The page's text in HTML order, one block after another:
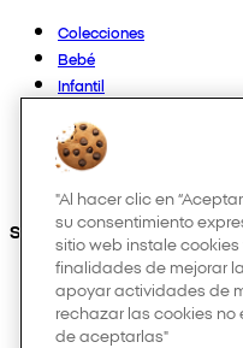
Colecciones
Bebé
Infantil
Mujer
Hombre
Otros
Síguenos en:
"Al hacer clic en
su consentimiento
sitio web instale
finalidades de mejorar
apoyar actividades de
rechazar las cookies
de aceptarlas"